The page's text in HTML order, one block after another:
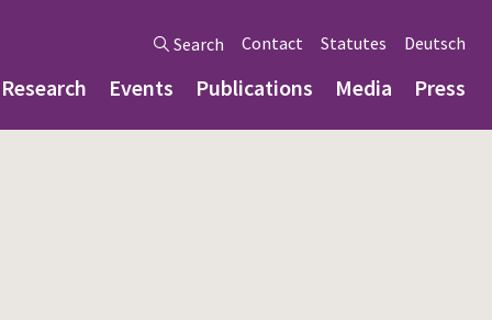
Search Contact Statutes Deutsch
Research Events Publications Media Press